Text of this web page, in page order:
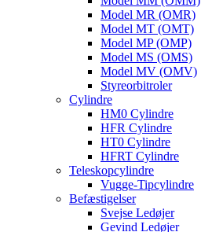
Model MR (OMR)
Model MT (OMT)
Model MP (OMP)
Model MS (OMS)
Model MV (OMV)
Styreorbitroler
Cylindre
HM0 Cylindre
HFR Cylindre
HT0 Cylindre
HFRT Cylindre
Teleskopcylindre
Vugge-Tipcylindre
Befæstigelser
Svejse Ledøjer
Gevind Ledøjer